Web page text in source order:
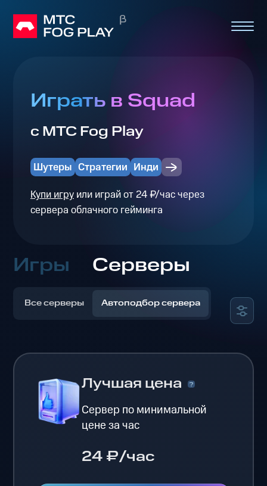
Играть в Squad
с МТС Fog Play
Шутеры Стратегии Инди
Купи игруили играй от 24 ₽/час через
сервера облачного гейминга
Игры Серверы
Все серверы Автоподбор сервера
Лучшая цена
Сервер по минимальной
цене за час
24 ₽/час